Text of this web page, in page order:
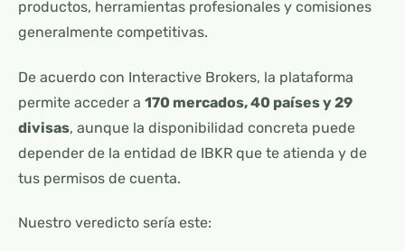
productos, herramientas profesionales y comisiones
generalmente competitivas.
De acuerdo con Interactive Brokers, la plataforma
permite acceder a 170 mercados, 40 países y 29
divisas, aunque la disponibilidad concreta puede
depender de la entidad de IBKR que te atienda y de
tus permisos de cuenta.
Nuestro veredicto sería este: